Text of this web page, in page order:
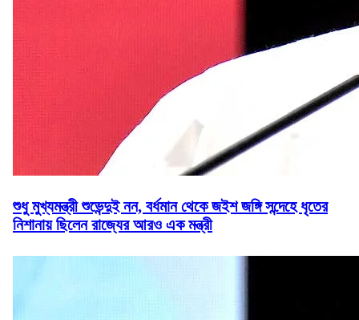
শুধু মুখ্যমন্ত্রী শুভেন্দুই নন, বর্ধমান থেকে জইশ জঙ্গি সন্দেহে ধৃতের
নিশানায় ছিলেন রাজ্যের আরও এক মন্ত্রী